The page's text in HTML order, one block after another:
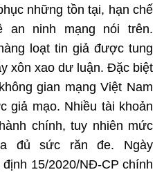
những tồn tại, hạn chế
an ninh mạng nói trên.
loạt tin giả được tung
xôn xao dư luận. Đặc biệt
gian mạng Việt Nam
giả mạo. Nhiều tài khoản
chính, tuy nhiên mức
đủ sức răn đe. Ngày
15/2020/NĐ-CP chính